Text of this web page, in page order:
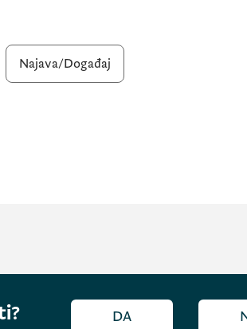
Najava/Događaj
DA